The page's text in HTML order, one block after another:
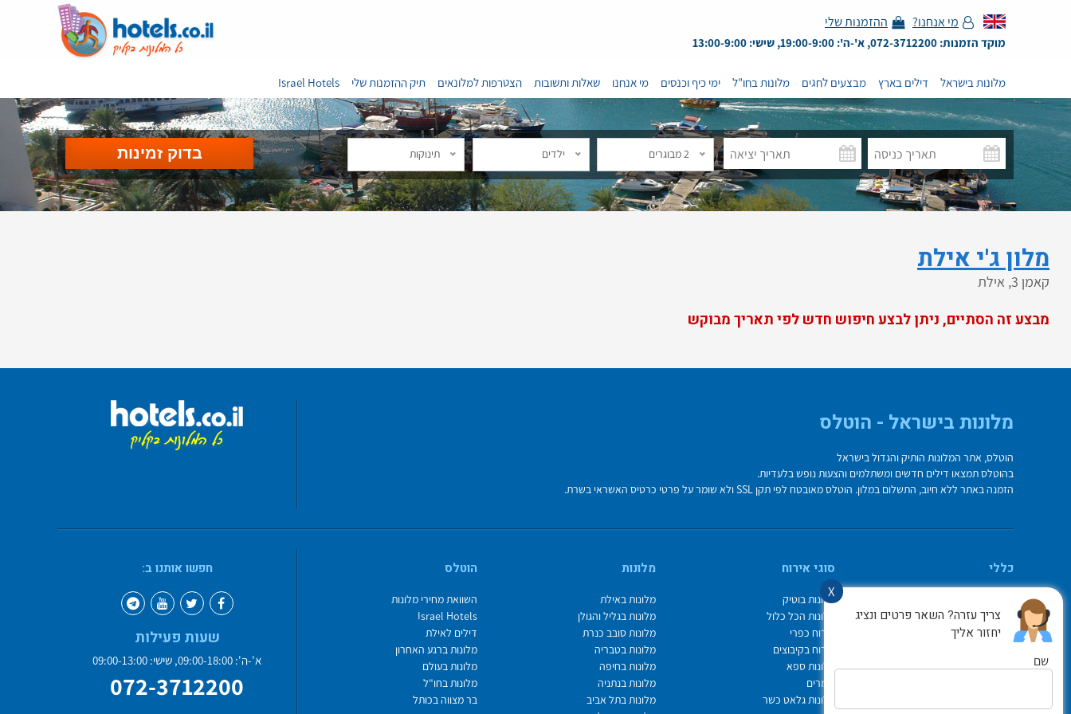
מי אנחנו? ההזמנות שלי
מוקד הזמנות: 072-3712200, א'-ה': 19:00-9:00, שישי: 13:00-9:00
מלונות בישראל דילים בארץ מבצעים לחגים מלונות בחו"ל ימי כיף וכנסים מי אנחנו שאלות ותשובות הצטרפות למלונאים תיק ההזמנות שלי Israel Hotels
2 מבוגרים ילדים תינוקות
מלון ג'י אילת
קאמן 3, אילת
מבצע זה הסתיים, ניתן לבצע חיפוש חדש לפי תאריך מבוקש
X
צריך עזרה? השאר פרטים ונציג
יחזור אליך
שם
מלונות בישראל - הוטלס
הוטלס, אתר המלונות הותיק והגדול בישראל
בהוטלס תמצאו דילים חדשים ומשתלמים והצעות נופש בלעדיות.
הזמנה באתר ללא חיוב, התשלום במלון. הוטלס מאובטח לפי תקן SSL ולא שומר על פרטי כרטיס האשראי בשרת.
כללי
איך משתמשים באתר
צור קשר
Israel Hotels
סוגי אירוח
מלונות בוטיק
מלונות הכל כלול
אירוח כפרי
אירוח בקיבוצים
מלונות ספא
צימרים
מלונות גלאט כשר
מלונות
מלונות באילת
מלונות בגליל והגולן
מלונות סובב כנרת
מלונות בטבריה
מלונות בחיפה
מלונות בנתניה
מלונות בתל אביב
הוטלס
השוואת מחירי מלונות
Israel Hotels
דילים לאילת
מלונות ברגע האחרון
מלונות בעולם
מלונות בחו"ל
בר מצווה בכותל
חפשו אותנו ב:
שעות פעילות
א'-ה': 09:00-18:00, שישי: 09:00-13:00
072-3712200